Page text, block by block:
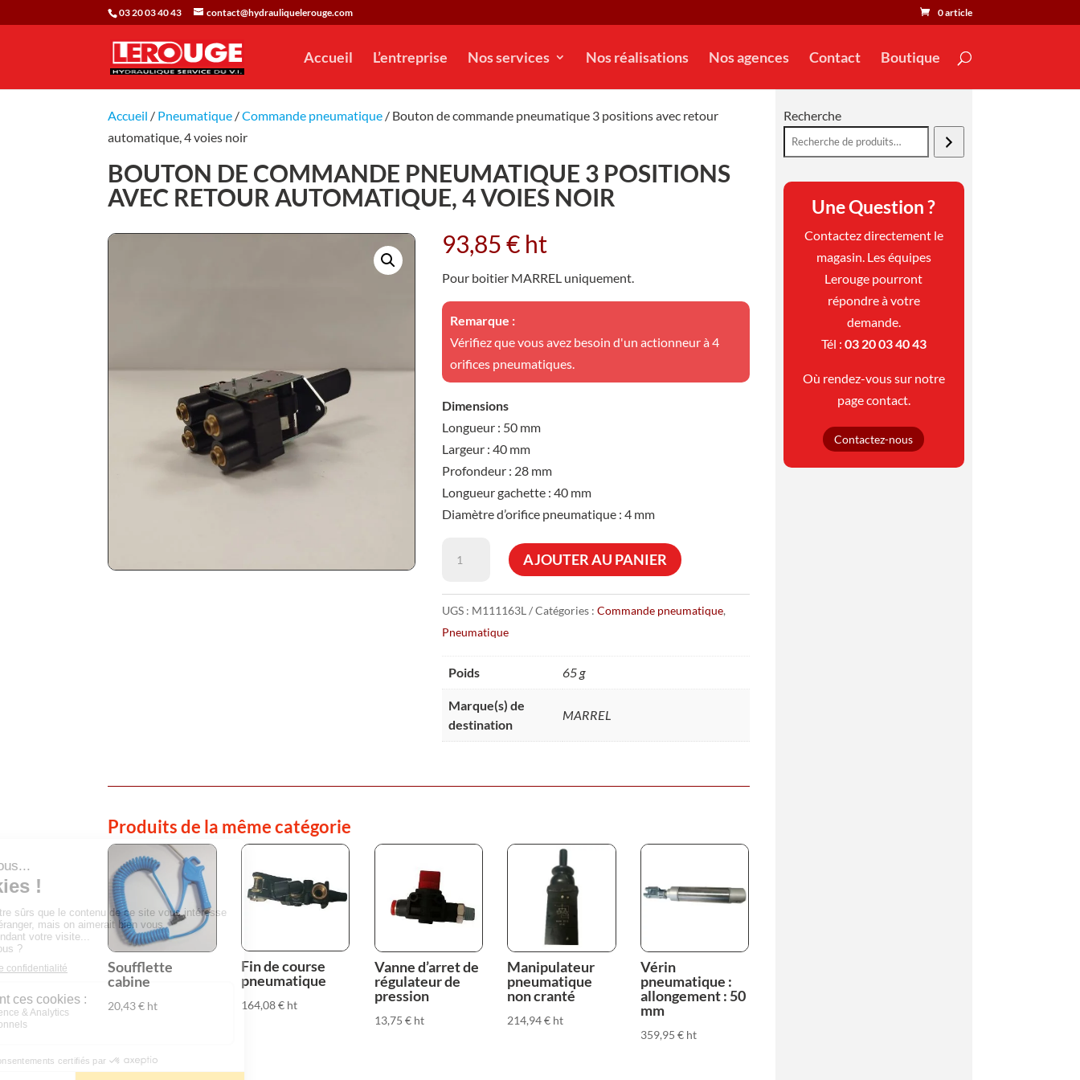
03 20 03 40 43 contact@hydrauliquelerouge.com 0 article
Accueil L’entreprise Nos services Nos réalisations Nos agences Contact Boutique
Accueil / Pneumatique /Commande pneumatique / Bouton de commande pneumatique 3 positions avec retour
automatique, 4 voies noir
BOUTON DE COMMANDE PNEUMATIQUE 3 POSITIONS
AVEC RETOUR AUTOMATIQUE, 4 VOIES NOIR
93,85€ ht
Pour boitier MARREL uniquement.
Remarque :
Vérifiez que vous avez besoin d'un actionneur à 4
orifices pneumatiques.
Dimensions
Longueur : 50 mm
Largeur : 40 mm
Profondeur : 28 mm
Longueur gachette : 40 mm
Diamètre d’orifice pneumatique : 4 mm
Bouton
de
commande
pneumatique
positions
avec
retour
4
AJOUTER AU PANIER
UGS : M111163L Catégories : Commande pneumatique,
Pneumatique
Poids 65 g
Marque(s) de
destination
MARREL
Produits de la même catégorie
Soufflette
cabine
20,43€ ht
Fin de course
pneumatique
164,08€ ht
Vanne d’arret de
régulateur de
pression
13,75 € ht
Manipulateur
pneumatique
non cranté
214,94€ ht
Vérin
pneumatique :
allongement : 50
mm
359,95 € ht
Recherche
Une Question ?
Contactez directement le
magasin. Les équipes
Lerouge pourront
répondre à votre
demande.
Tél : 03 20 03 40 43
Où rendez-vous sur notre
page contact.
Contactez-nous